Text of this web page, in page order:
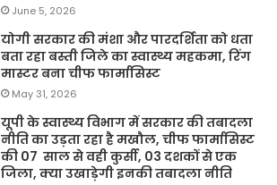
June 5, 2026
योगी सरकार की मंशा और पारदर्शिता को धता
बता रहा बस्ती जिले का स्वास्थ्य महकमा, रिंग
मास्टर बना चीफ फार्मासिस्ट
May 31, 2026
यूपी के स्वास्थ्य विभाग में सरकार की तबादला
नीति का उड़ता रहा है मखौल, चीफ फार्मासिस्ट
की 07 साल से वही कुर्सी, 03 दशकों से एक
जिला, क्या उखाड़ेगी इनकी तबादला नीति